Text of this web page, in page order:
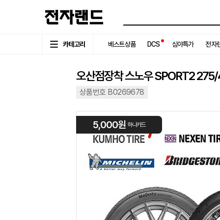
카테고리 베스트상품 DCS 심야특가 전자
오산점장착 스노우 SPORT2
상품번호 B0269678
5,000원 하나카드